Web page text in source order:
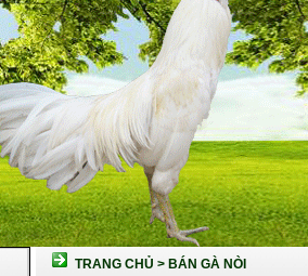
TRANG CHỦ > BÁN GÀ NÒI